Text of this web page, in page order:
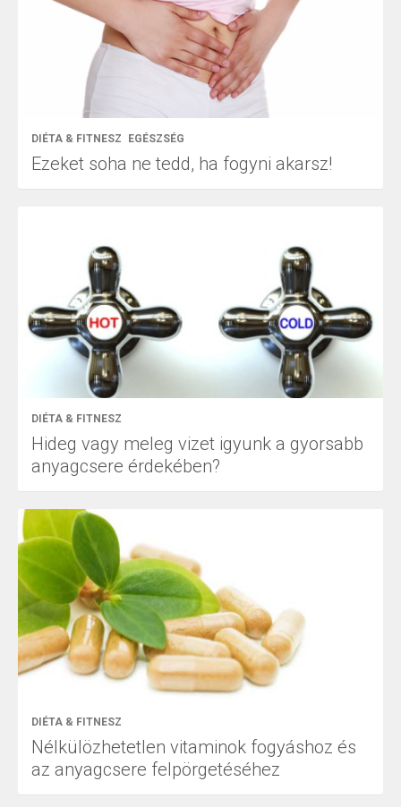
DIÉTA & FITNESZ EGÉSZSÉG
Ezeket soha ne tedd, ha fogyni akarsz!
DIÉTA & FITNESZ
Hideg vagy meleg vizet igyunk a gyorsabb
anyagcsere érdekében?
DIÉTA & FITNESZ
Nélkülözhetetlen vitaminok fogyáshoz és
az anyagcsere felpörgetéséhez